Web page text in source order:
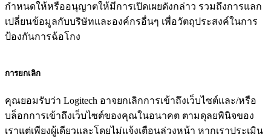
กำหนดให้หรืออนุญาตให้มีการเปิดเผยดังกล่าว รวมถึงการแลก
เปลี่ยนข้อมูลกับบริษัทและองค์กรอื่นๆ เพื่อวัตถุประสงค์ในการ
ป้องกันการฉ้อโกง
การยกเลิก
คุณยอมรับว่า Logitech อาจยกเลิกการเข้าถึงเว็บไซต์และ/หรือ
บล็อกการเข้าถึงเว็บไซต์ของคุณในอนาคต ตามดุลยพินิจของ
เราแต่เพียงผู้เดียวและโดยไม่แจ้งเตือนล่วงหน้า หากเราประเมิน